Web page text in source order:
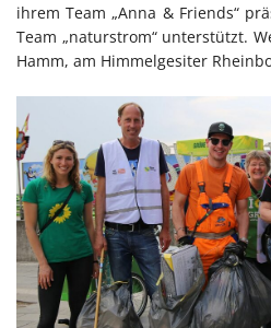
ihrem Team „Anna & Friends“
Team „naturstrom“ unterstützt.
Hamm, am Himmelgesiter